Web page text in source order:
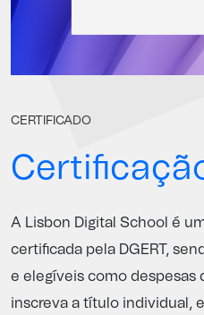
CERTIFICADO
A Lisbon Digital School é
certificada pela DGERT,
e elegíveis como despesas
inscreva a título individual,